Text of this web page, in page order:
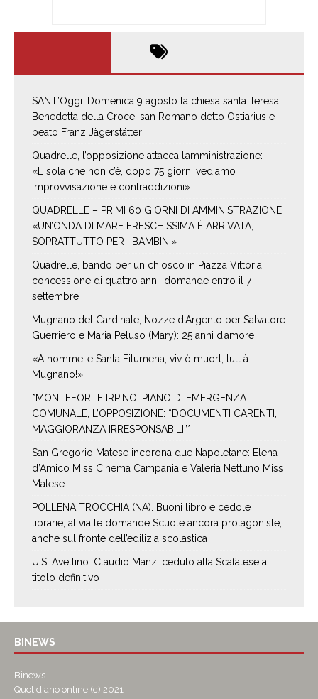
SANT’Oggi. Domenica 9 agosto la chiesa santa Teresa
Benedetta della Croce, san Romano detto Ostiarius e
beato Franz Jägerstätter
Quadrelle, l’opposizione attacca l’amministrazione:
«L’Isola che non c’è, dopo 75 giorni vediamo
improvvisazione e contraddizioni»
QUADRELLE – PRIMI 60 GIORNI DI AMMINISTRAZIONE:
«UN’ONDA DI MARE FRESCHISSIMA È ARRIVATA,
SOPRATTUTTO PER I BAMBINI»
Quadrelle, bando per un chiosco in Piazza Vittoria:
concessione di quattro anni, domande entro il 7
settembre
Mugnano del Cardinale, Nozze d’Argento per Salvatore
Guerriero e Maria Peluso (Mary): 25 anni d’amore
«A nomme ’e Santa Filumena, viv ò muort, tutt à
Mugnano!»
*MONTEFORTE IRPINO, PIANO DI EMERGENZA
COMUNALE, L’OPPOSIZIONE: “DOCUMENTI CARENTI,
MAGGIORANZA IRRESPONSABILI”*
San Gregorio Matese incorona due Napoletane: Elena
d’Amico Miss Cinema Campania e Valeria Nettuno Miss
Matese
POLLENA TROCCHIA (NA). Buoni libro e cedole
librarie, al via le domande Scuole ancora protagoniste,
anche sul fronte dell’edilizia scolastica
U.S. Avellino. Claudio Manzi ceduto alla Scafatese a
titolo definitivo
BINEWS
Binews
Quotidiano online (c) 2021